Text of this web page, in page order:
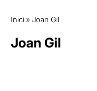
Inici » Joan Gil
Joan Gil